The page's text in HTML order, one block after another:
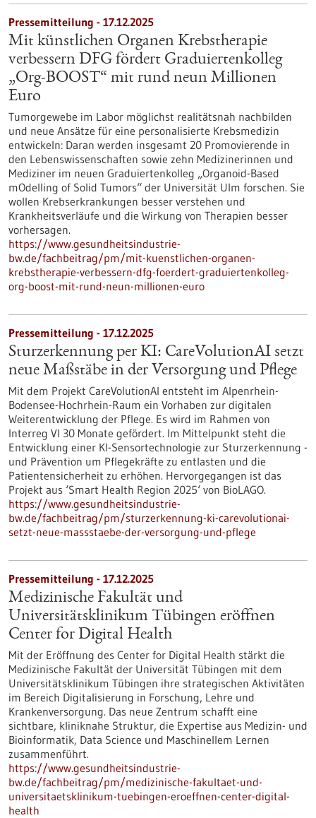
Pressemitteilung - 17.12.2025
Mit künstlichen Organen Krebstherapie
verbessern DFG fördert Graduiertenkolleg
„Org-BOOST“ mit rund neun Millionen
Euro
Tumorgewebe im Labor möglichst realitätsnah nachbilden
und neue Ansätze für eine personalisierte Krebsmedizin
entwickeln: Daran werden insgesamt 20 Promovierende in
den Lebenswissenschaften sowie zehn Medizinerinnen und
Mediziner im neuen Graduiertenkolleg „Organoid-Based
mOdelling of Solid Tumors“ der Universität Ulm forschen. Sie
wollen Krebserkrankungen besser verstehen und
Krankheitsverläufe und die Wirkung von Therapien besser
vorhersagen.
https://www.gesundheitsindustrie-
bw.de/fachbeitrag/pm/mit-kuenstlichen-organen-
krebstherapie-verbessern-dfg-foerdert-graduiertenkolleg-
org-boost-mit-rund-neun-millionen-euro
Pressemitteilung - 17.12.2025
Sturzerkennung per KI: CareVolutionAI setzt
neue Maßstäbe in der Versorgung und Pflege
Mit dem Projekt CareVolutionAI entsteht im Alpenrhein-
Bodensee-Hochrhein-Raum ein Vorhaben zur digitalen
Weiterentwicklung der Pflege. Es wird im Rahmen von
Interreg VI 30 Monate gefördert. Im Mittelpunkt steht die
Entwicklung einer KI-Sensortechnologie zur Sturzerkennung -
und Prävention um Pflegekräfte zu entlasten und die
Patientensicherheit zu erhöhen. Hervorgegangen ist das
Projekt aus ‘Smart Health Region 2025‘ von BioLAGO.
https://www.gesundheitsindustrie-
bw.de/fachbeitrag/pm/sturzerkennung-ki-carevolutionai-
setzt-neue-massstaebe-der-versorgung-und-pflege
Pressemitteilung - 17.12.2025
Medizinische Fakultät und
Universitätsklinikum Tübingen eröffnen
Center for Digital Health
Mit der Eröffnung des Center for Digital Health stärkt die
Medizinische Fakultät der Universität Tübingen mit dem
Universitätsklinikum Tübingen ihre strategischen Aktivitäten
im Bereich Digitalisierung in Forschung, Lehre und
Krankenversorgung. Das neue Zentrum schafft eine
sichtbare, kliniknahe Struktur, die Expertise aus Medizin- und
Bioinformatik, Data Science und Maschinellem Lernen
zusammenführt.
https://www.gesundheitsindustrie-
bw.de/fachbeitrag/pm/medizinische-fakultaet-und-
universitaetsklinikum-tuebingen-eroeffnen-center-digital-
health